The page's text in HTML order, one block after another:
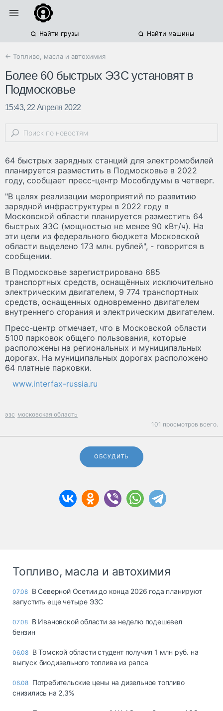
Найти грузы Найти машины
← Топливо, масла и автохимия
Более 60 быстрых ЭЗС установят в
Подмосковье
15:43, 22 Апреля 2022
64 быстрых зарядных станций для электромобилей
планируется разместить в Подмосковье в 2022
году, сообщает пресс-центр Мособлдумы в четверг.
"В целях реализации мероприятий по развитию
зарядной инфраструктуры в 2022 году в
Московской области планируется разместить 64
быстрых ЭЗС (мощностью не менее 90 кВт/ч). На
эти цели из федерального бюджета Московской
области выделено 173 млн. рублей", - говорится в
сообщении.
В Подмосковье зарегистрировано 685
транспортных средств, оснащённых исключительно
электрическим двигателем, 9 774 транспортных
средств, оснащенных одновременно двигателем
внутреннего сгорания и электрическим двигателем.
Пресс-центр отмечает, что в Московской области
5100 парковок общего пользования, которые
расположены на региональных и муниципальных
дорогах. На муниципальных дорогах расположено
64 платные парковки.
www.interfax-russia.ru
эзс московская область
101 просмотров всего.
ОБСУДИТЬ
Топливо, масла и автохимия
07.08 В Северной Осетии до конца 2026 года планируют
запустить еще четыре ЭЗС
07.08 В Ивановской области за неделю подешевел
бензин
06.08 В Томской области студент получил 1 млн руб. на
выпуск биодизельного топлива из рапса
06.08 Потребительские цены на дизельное топливо
снизились на 2,3%